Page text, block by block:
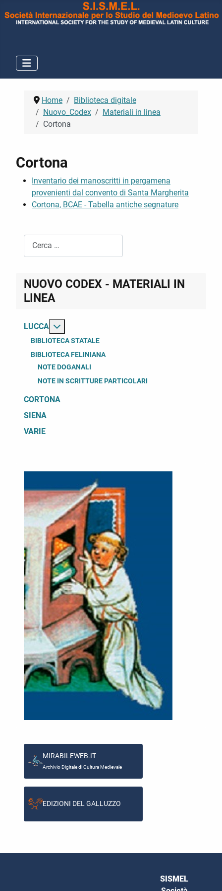
Home
Biblioteca digitale
Nuovo_Codex
Materiali in linea
Cortona
MIRABILEWEB.IT
Archivio Digitale di Cultura Medievale
EDIZIONI DEL GALLUZZO
Cortona
Inventario dei manoscritti in pergamena
provenienti dal convento di Santa Margherita
Cortona, BCAE - Tabella antiche segnature
NUOVO CODEX - MATERIALI IN
LINEA
LUCCA
BIBLIOTECA STATALE
BIBLIOTECA FELINIANA
NOTE DOGANALI
NOTE IN SCRITTURE PARTICOLARI
CORTONA
SIENA
VARIE
SISMEL